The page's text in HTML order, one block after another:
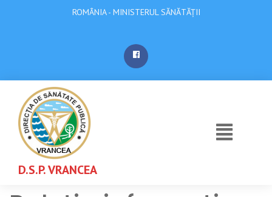
ROMÂNIA - MINISTERUL SĂNĂTĂȚII
D.S.P. VRANCEA